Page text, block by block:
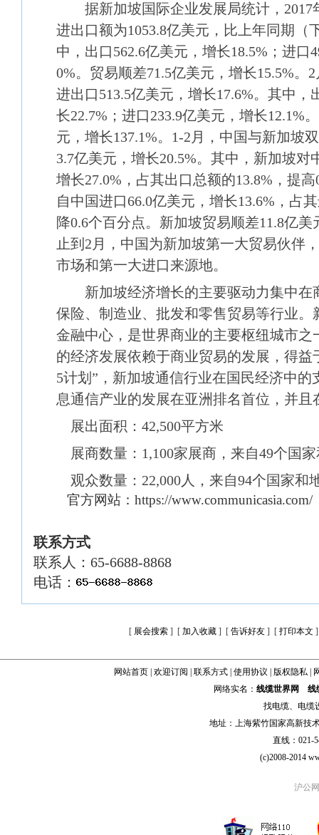
据新加坡国际企业发展局统计，2017
进出口额为1053.8亿美元，比上年同期（
中，出口562.6亿美元，增长18.5%；进口
0%。贸易顺差71.5亿美元，增长15.5%。
进出口513.5亿美元，增长17.6%。其中，
长22.7%；进口233.9亿美元，增长12.1%
元，增长137.1%。1-2月，中国与新加坡
3.7亿美元，增长20.5%。其中，新加坡对
增长27.0%，占其出口总额的13.8%，提
自中国进口66.0亿美元，增长13.6%，占
降0.6个百分点。新加坡贸易顺差11.8亿美
止到2月，中国为新加坡第一大贸易伙伴
市场和第一大进口来源地。
新加坡经济增长的主要驱动力集中在
保险、制造业、批发和零售贸易等行业。
金融中心，是世界商业的主要枢纽城市之
的经济发展依赖于商业贸易的发展，得益
5计划”，新加坡通信行业在国民经济中的
息通信产业的发展在亚洲排名首位，并且
展出面积：42,500平方米
展商数量：1,100家展商，来自49个国
观众数量：22,000人，来自94个国家和
官方网站：https://www.communicasia.com/
联系方式
联系人：65-6688-8868
电话：
[ 展会搜索] [ 加入收藏] [ 告诉好友] [ 打印本文
网站首页| 欢迎订阅 联系方式| 使用协议 版权隐私|
网络实名： 线缆世界网
线
找电缆、 电缆
地址：上海紫竹国家高新技
直线：021-
(c)2008-2014
沪公